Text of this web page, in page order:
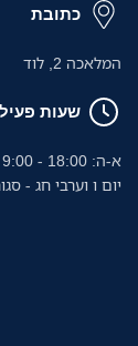
כתובת
המלאכה 2, לוד
שעות
א-ה: 18:00 - 9:00
יום ו וערבי חג -